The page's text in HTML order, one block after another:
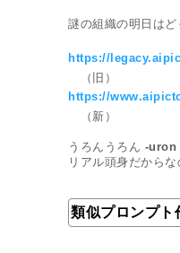
謎の組織の明日はど
https://
https://
（新）
うろんうろん -uron
類似プロンプト